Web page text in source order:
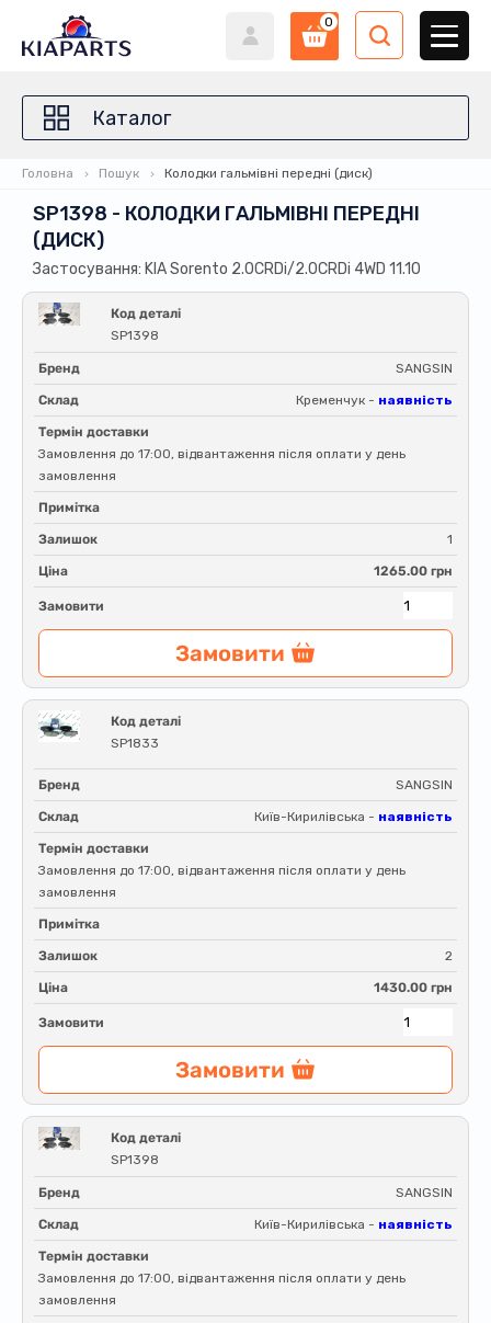
0
Каталог
Головна Пошук Колодки гальмівні передні (диск)
SP1398 - КОЛОДКИ ГАЛЬМІВНІ ПЕРЕДНІ
(ДИСК)
Застосування: KIA Sorento 2.0CRDi/2.0CRDi 4WD 11.10
Код деталі
SP1398
Бренд SANGSIN
Склад Кременчук - наявність
Термін доставки
Замовлення до 17:00, відвантаження після оплати у день
замовлення
Примітка
Залишок 1
Ціна 1265.00 грн
Замовити
Замовити
Код деталі
SP1833
Бренд SANGSIN
Склад Київ-Кирилівська - наявність
Термін доставки
Замовлення до 17:00, відвантаження після оплати у день
замовлення
Примітка
Залишок 2
Ціна 1430.00 грн
Замовити
Замовити
Код деталі
SP1398
Бренд SANGSIN
Склад Київ-Кирилівська - наявність
Термін доставки
Замовлення до 17:00, відвантаження після оплати у день
замовлення